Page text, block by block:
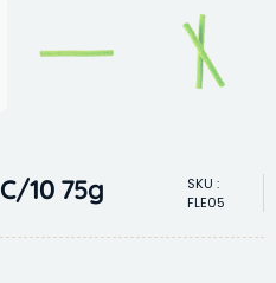
10 75g
SKU :
FLE05